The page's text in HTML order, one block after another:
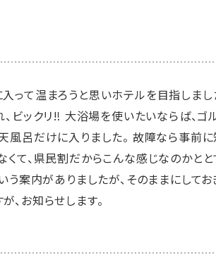
って温まろうと思いホテルを目指しま
ビックリ‼️ 大浴場を使いたいならば、ゴ
風呂だけに入りました。 故障なら事前
くて、県民割だからこんな感じなのかと
う案内がありましたが、そのままにして
、お知らせします。